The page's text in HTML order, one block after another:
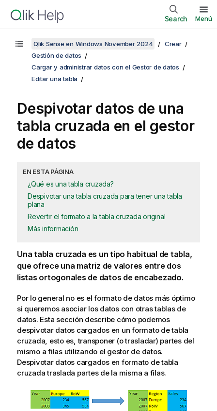
Search Menú
Qlik Sense en Windows November 2024
Crear
Gestión de datos
Cargar y administrar datos con el Gestor de datos
Editar una tabla
Despivotar datos de una
tabla cruzada en el gestor
de datos
EN ESTA PÁGINA
¿Qué es una tabla cruzada?
Despivotar una tabla cruzada para tener una tabla
plana
Revertir el formato a la tabla cruzada original
Más información
Una tabla cruzada es un tipo habitual de tabla,
que ofrece una matriz de valores entre dos
listas ortogonales de datos de encabezado.
Por lo general no es el formato de datos más óptimo
si queremos asociar los datos con otras tablas de
datos. Esta sección describe cómo podemos
despivotar datos cargados en un formato de tabla
cruzada, esto es, transponer (o trasladar) partes del
mismo a filas utilizando el gestor de datos.
Despivotar datos cargados en formato de tabla
cruzada traslada partes de la misma a filas.